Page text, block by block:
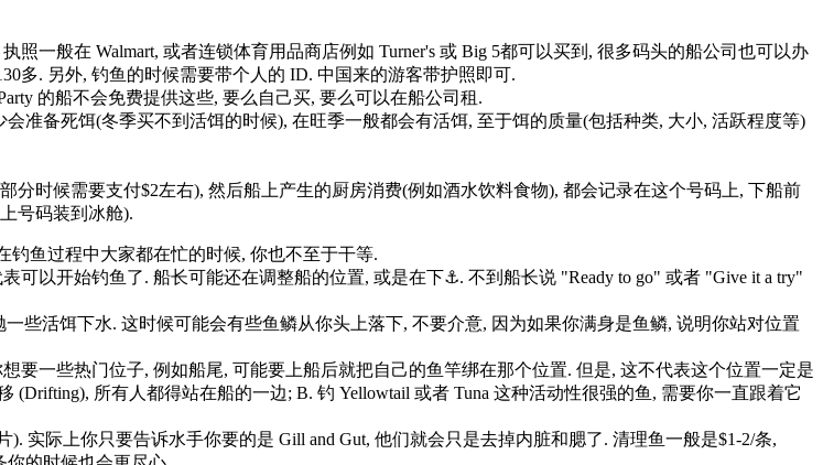
一般在 Walmart, 或者连锁体育用品商店例如 Turner's 或 Big 5都可以买到, 很多码头的船公司也可以办
多. 另外, 钓鱼的时候需要带个人的 ID. 中国来的游客带护照即可.
的船不会免费提供这些, 要么自己买, 要么可以在船公司租.
准备死饵(冬季买不到活饵的时候), 在旺季一般都会有活饵, 至于饵的质量(包括种类, 大小, 活跃程度等)
分时候需要支付$2左右), 然后船上产生的厨房消费(例如酒水饮料食物), 都会记录在这个号码上, 下船前
号码装到冰舱).
钓鱼过程中大家都在忙的时候, 你也不至于干等.
可以开始钓鱼了. 船长可能还在调整船的位置, 或是在下⚓️. 不到船长说 "Ready to go" 或者 "Give it a try"
些活饵下水. 这时候可能会有些鱼鳞从你头上落下, 不要介意, 因为如果你满身是鱼鳞, 说明你站对位置
要一些热门位子, 例如船尾, 可能要上船后就把自己的鱼竿绑在那个位置. 但是, 这不代表这个位置一定是
所有人都得站在船的一边; B. 钓 Yellowtail 或者 Tuna 这种活动性很强的鱼, 需要你一直跟着它
实际上你只要告诉水手你要的是 Gill and Gut, 他们就会只是去掉内脏和腮了. 清理鱼一般是$1-2/条,